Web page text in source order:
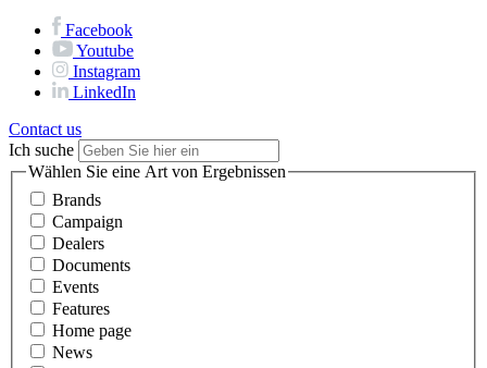
Facebook
Youtube
Instagram
LinkedIn
Contact us
Ich suche
Wählen Sie eine Art von Ergebnissen
Brands
Campaign
Dealers
Documents
Events
Features
Home page
News